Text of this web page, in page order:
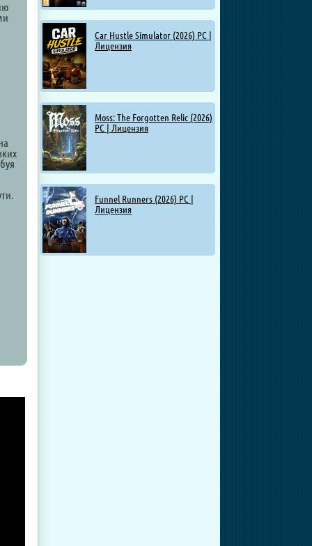
Car Hustle Simulator (2026) PC |
Лицензия
Moss: The Forgotten Relic (2026)
PC | Лицензия
Funnel Runners (2026) PC |
Лицензия